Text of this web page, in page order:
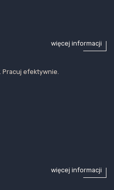
więcej informacji
Pracuj efektywnie.
więcej informacji